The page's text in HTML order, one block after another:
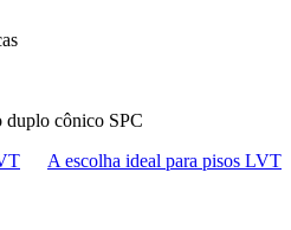
duplo cônico SPC
A escolha ideal para pisos LVT